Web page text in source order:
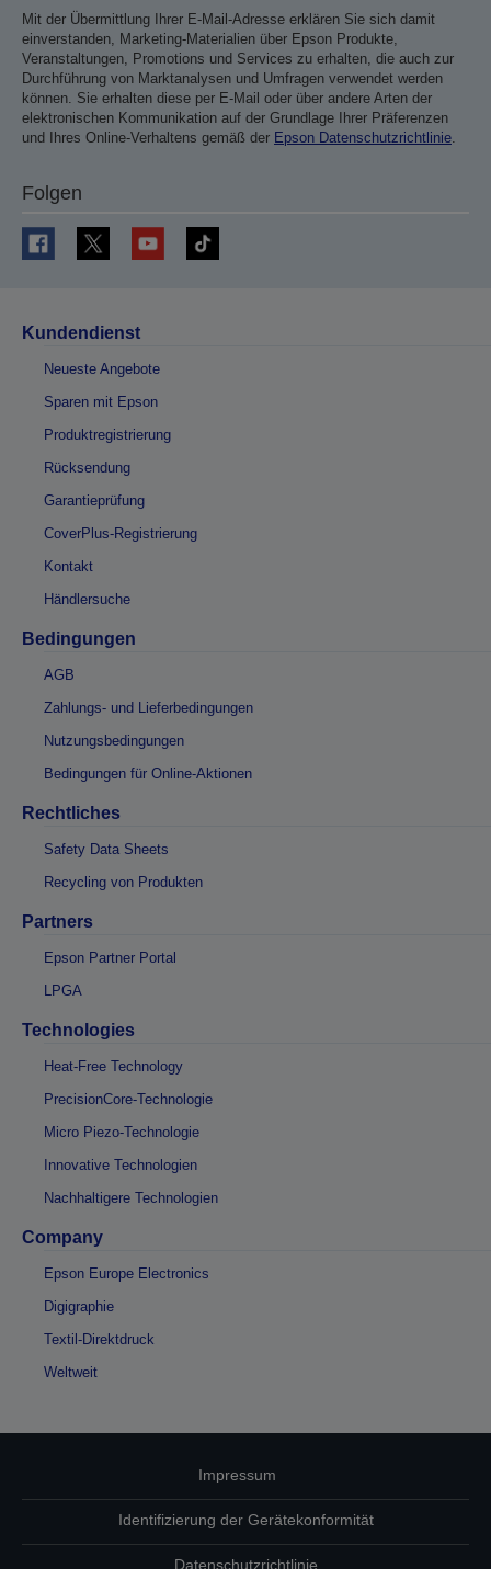
Mit der Übermittlung Ihrer E-Mail-Adresse erklären Sie sich damit
einverstanden, Marketing-Materialien über Epson Produkte,
Veranstaltungen, Promotions und Services zu erhalten, die auch zur
Durchführung von Marktanalysen und Umfragen verwendet werden
können. Sie erhalten diese per E-Mail oder über andere Arten der
elektronischen Kommunikation auf der Grundlage Ihrer Präferenzen
und Ihres Online-Verhaltens gemäß der Epson Datenschutzrichtlinie
Folgen
Kundendienst
Neueste Angebote
Sparen mit Epson
Produktregistrierung
Rücksendung
Garantieprüfung
CoverPlus-Registrierung
Kontakt
Händlersuche
Bedingungen
AGB
Zahlungs- und Lieferbedingungen
Nutzungsbedingungen
Bedingungen für Online-Aktionen
Rechtliches
Safety Data Sheets
Recycling von Produkten
Partners
Epson Partner Portal
LPGA
Technologies
Heat-Free Technology
PrecisionCore-Technologie
Micro Piezo-Technologie
Innovative Technologien
Nachhaltigere Technologien
Company
Epson Europe Electronics
Digigraphie
Textil-Direktdruck
Weltweit
Impressum
Identifizierung der Gerätekonformität
Datenschutzrichtlinie